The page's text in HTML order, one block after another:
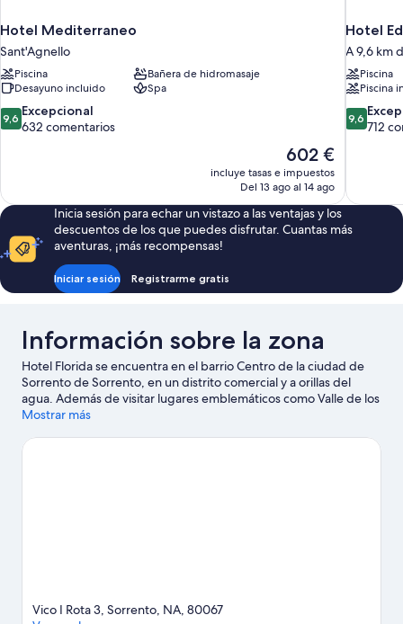
Hotel Mediterraneo
Sant'Agnello
Piscina
Bañera de hidromasaje
Desayuno incluido
Spa
9.6
sobre
9,6 Excepcional
632 comentarios
El
precio
actual
de
602 €
602 €
incluye tasas e impuestos
Del 13 ago al 14 ago
Hotel
A 9,6 km
Piscina
Piscina
9.6
sobre
9,6
712
Inicia sesión para echar un vistazo a las ventajas y los
descuentos de los que puedes disfrutar. Cuantas más
aventuras, ¡más recompensas!
Iniciar sesión Registrarme gratis
Información sobre la zona
Hotel Florida se encuentra en el barrio Centro de la ciudad de
Sorrento de Sorrento, en un distrito comercial y a orillas del
agua. Además de visitar lugares emblemáticos como Valle de los
Molinos y Plaza Lauro, puedes darle un toque más activo a tus
Sorrento. También merece la pena acercarse a Corso Italia y
Mostrar más
Vico I Rota 3, Sorrento, NA, 80067